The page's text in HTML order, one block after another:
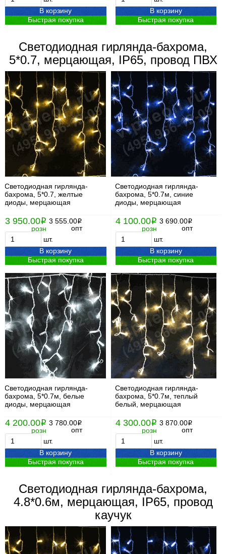
В корзину
Быстрая покупка
В корзину
Быстрая покупка
Светодиодная гирлянда-бахрома,
5*0.7, мерцающая, IP65, провод ПВХ
Светодиодная гирлянда-
бахрома, 5*0.7, желтые
диоды, мерцающая
3 950.00i
розн
3 555.00i
опт
шт.
В корзину
Быстрая покупка
Светодиодная гирлянда-
бахрома, 5*0.7м, синие
диоды, мерцающая
4 100.00i
розн
3 690.00i
опт
шт.
В корзину
Быстрая покупка
Светодиодная гирлянда-
бахрома, 5*0.7м, белые
диоды, мерцающая
4 200.00i
розн
3 780.00i
опт
шт.
В корзину
Быстрая покупка
Светодиодная гирлянда-
бахрома, 5*0.7м, теплый
белый, мерцающая
4 300.00i
розн
3 870.00i
опт
шт.
В корзину
Быстрая покупка
Светодиодная гирлянда-бахрома,
4.8*0.6м, мерцающая, IP65, провод
каучук